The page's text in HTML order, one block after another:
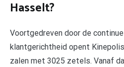
Hasselt?
Voortgedreven door de
klantgerichtheid opent
zalen met 3025 zetels. Vanaf